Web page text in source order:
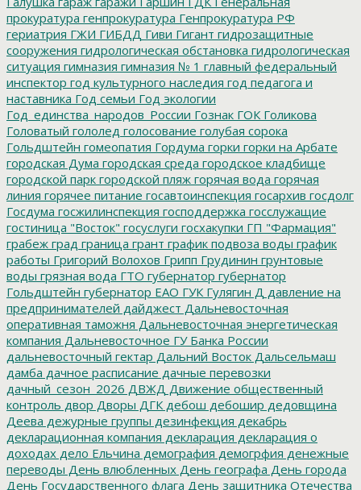
прокуратура генпрокуратура Генпрокуратура РФ
гериатрия ГЖИ ГИБДД Гиви Гигант гидрозащитные
сооружения гидрологическая обстановка гидрологическая
ситуация гимназия гимназия № 1 главный федеральный
инспектор год культурного наследия год педагога и
наставника Год семьи Год экологии
Год_единства_народов_России Гознак ГОК Голикова
Головатый гололед голосование голубая сорока
Гольдштейн гомеопатия Гордума горки горки на Арбате
городская Дума городская среда городское кладбище
городской парк городской пляж горячая вода горячая
линия горячее питание госавтоинспекция госархив госдолг
Госдума госжилинспекция господдержка госслужащие
гостиница "Восток" госуслуги госхакупки ГП "Фармация"
грабеж град граница грант график подвоза воды график
работы Григорий Волохов Грипп Грудинин грунтовые
воды грязная вода ГТО губернатор губернатор
Гольдштейн губернатор ЕАО ГУК Гулягин Д давление на
предпринимателей дайджест Дальневосточная
оперативная таможня Дальневосточная энергетическая
компания Дальневосточное ГУ Банка России
дальневосточный гектар Дальний Восток Дальсельмаш
дамба дачное расписание дачные перевозки
дачный_сезон_2026 ДВЖД Движение общественный
контроль двор Дворы ДГК дебош дебошир дедовщина
Деева дежурные группы дезинфекция декабрь
декларационная компания декларация декларация о
доходах дело Ельчина демография демогрфия денежные
переводы День влюбленных День географа День города
День Государственного флага День защитника Отечества